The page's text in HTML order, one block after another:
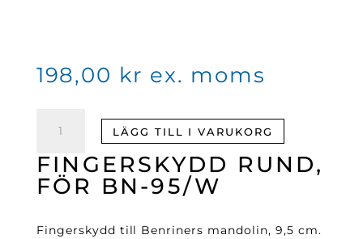
FINGERSKYDD RUND,
FÖR BN-95/W
Fingerskydd till Benriners mandolin, 9,5 cm.
198,00 kr ex. moms
Fingerskydd
rund,
för
BN-
95/W
LÄGG TILL I VARUKORG